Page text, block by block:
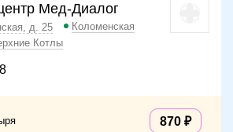
Мед-Диалог
д. 25
Коломенская
Котлы
870